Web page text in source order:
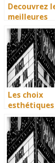
Decouvrez
meilleures
solutions
gratuites
vos series
preferees
francais
Les choix
esthétiques
générique
Joker 2